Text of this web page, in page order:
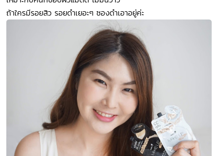
ถ้าใครมีรอยสิว รอยดำเยอะๆ ซองดำเอาอยู่ค่ะ